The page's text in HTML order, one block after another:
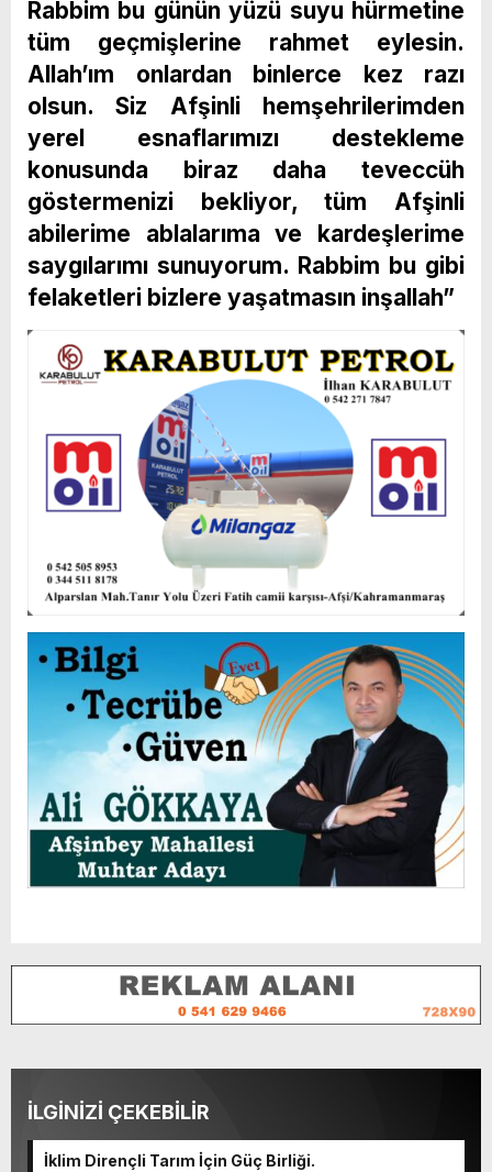
Rabbim bu günün yüzü suyu hürmetine
tüm geçmişlerine rahmet eylesin.
Allah’ım onlardan binlerce kez razı
olsun. Siz Afşinli hemşehrilerimden
yerel esnaflarımızı destekleme
konusunda biraz daha teveccüh
göstermenizi bekliyor, tüm Afşinli
abilerime ablalarıma ve kardeşlerime
saygılarımı sunuyorum. Rabbim bu gibi
felaketleri bizlere yaşatmasın inşallah”
İLGİNİZİ ÇEKEBİLİR
İklim Dirençli Tarım İçin Güç Birliği.